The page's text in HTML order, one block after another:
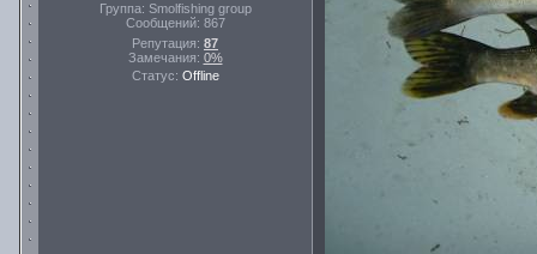
Группа: Smolfishing group
Сообщений: 867
Репутация: 87
Замечания: 0%
Статус: Offline